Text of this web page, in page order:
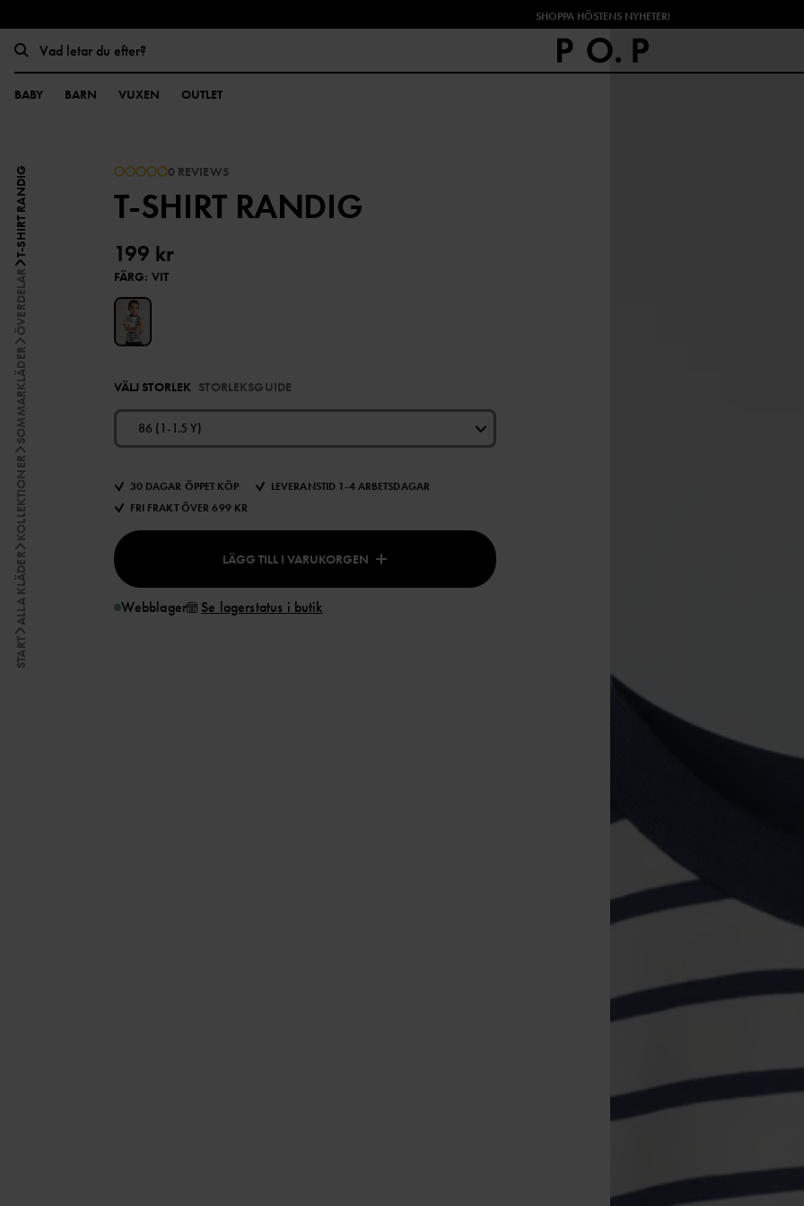
SHOPPA HÖSTENS NYHETER!
BABY BARN VUXEN OUTLET
START
ALLA KLÄDER
KOLLEKTIONER
SOMMARKLÄDER
ÖVERDELAR
T-SHIRT RANDIG 0 REVIEWS
T-SHIRT RANDIG
199 kr
FÄRG: VIT
VÄLJ STORLEK STORLEKSGUIDE
86 (1-1.5 Y)
30 DAGAR ÖPPET KÖP
LEVERANSTID 1-4 ARBETSDAGAR
FRI FRAKT ÖVER 699 KR
LÄGG TILL I VARUKORGEN
Webblager Se lagerstatus i butik